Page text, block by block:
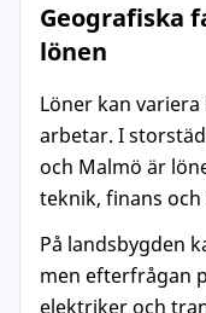
Geografiska
lönen
Löner kan
arbetar. I
och Malmö är
teknik, finans och
På landsbygden
men efterfrågan
elektriker och